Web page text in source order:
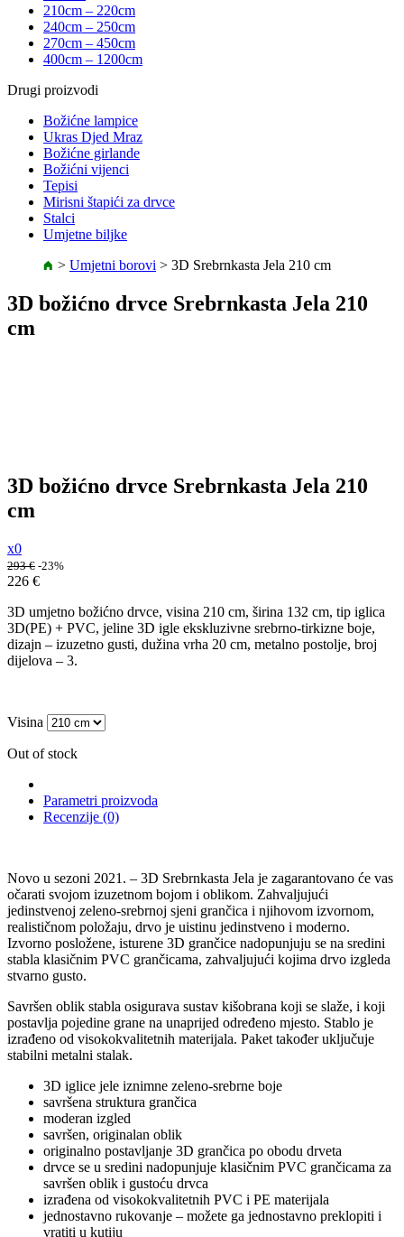
210cm – 220cm
240cm – 250cm
270cm – 450cm
400cm – 1200cm
Drugi proizvodi
Božićne lampice
Ukras Djed Mraz
Božićne girlande
Božićni vijenci
Tepisi
Mirisni štapići za drvce
Stalci
Umjetne biljke
> Umjetni borovi > 3D Srebrnkasta Jela 210 cm
3D božićno drvce Srebrnkasta Jela 210
cm
3D božićno drvce Srebrnkasta Jela 210
cm
x0
293€ -23%
226 €
3D umjetno božićno drvce, visina 210 cm, širina 132 cm, tip iglica
3D(PE) + PVC, jeline 3D igle ekskluzivne srebrno-tirkizne boje,
dizajn – izuzetno gusti, dužina vrha 20 cm, metalno postolje, broj
dijelova – 3.
Visina
Out of stock
Parametri proizvoda
Recenzije (0)
Novo u sezoni 2021. – 3D Srebrnkasta Jela je zagarantovano će vas
očarati svojom izuzetnom bojom i oblikom. Zahvaljujući
jedinstvenoj zeleno-srebrnoj sjeni grančica i njihovom izvornom,
realističnom položaju, drvo je uistinu jedinstveno i moderno.
Izvorno posložene, isturene 3D grančice nadopunjuju se na sredini
stabla klasičnim PVC grančicama, zahvaljujući kojima drvo izgleda
stvarno gusto.
Savršen oblik stabla osigurava sustav kišobrana koji se slaže, i koji
postavlja pojedine grane na unaprijed određeno mjesto. Stablo je
izrađeno od visokokvalitetnih materijala. Paket također uključuje
stabilni metalni stalak.
3D iglice jele iznimne zeleno-srebrne boje
savršena struktura grančica
moderan izgled
savršen, originalan oblik
originalno postavljanje 3D grančica po obodu drveta
drvce se u sredini nadopunjuje klasičnim PVC grančicama za
savršen oblik i gustoću drvca
izrađena od visokokvalitetnih PVC i PE materijala
jednostavno rukovanje – možete ga jednostavno preklopiti i
vratiti u kutiju